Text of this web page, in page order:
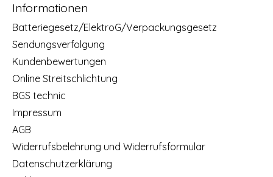
Informationen
Batteriegesetz/ElektroG/Verpackungsgesetz
Sendungsverfolgung
Kundenbewertungen
Online Streitschlichtung
BGS technic
Impressum
AGB
Widerrufsbelehrung und Widerrufsformular
Datenschutzerklärung